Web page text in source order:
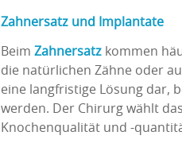
Zahnersatz und Implantate
Beim Zahnersatz kommen
die natürlichen Zähne oder
eine langfristige Lösung dar,
werden. Der Chirurg wählt
Knochenqualität und -